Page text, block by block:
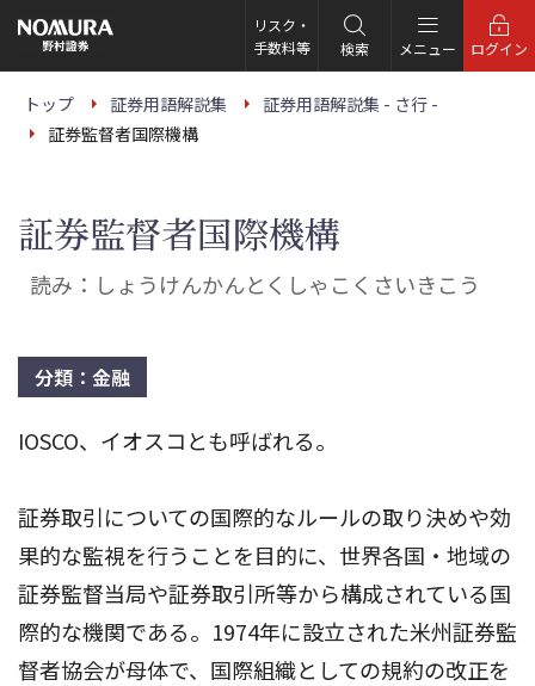
の
ー
リスク・
手数料等
検索 メニュー ログイン
トップ 証券用語解説集
証券用語解説集 - さ行 -
証券監督者国際機構
証券監督者国際機構
読み：しょうけんかんとくしゃこくさいきこう
分類：金融
IOSCO、イオスコとも呼ばれる。
証券取引についての国際的なルールの取り決めや効
果的な監視を行うことを目的に、世界各国・地域の
証券監督当局や証券取引所等から構成されている国
際的な機関である。1974年に設立された米州証券監
督者協会が母体で、国際組織としての規約の改正を